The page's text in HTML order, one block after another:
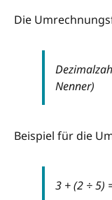
Die
Nenner)
Beispiel für die
3 + (2 ÷ 5)